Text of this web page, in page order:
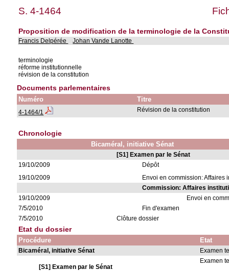
S. 4-1464
Proposition de modification de la terminologie de la
Francis Delpérée Johan Vande Lanotte
terminologie
réforme institutionnelle
révision de la constitution
Documents parlementaires
Numéro Titre
4-1464/1 Révision de la constitution
Chronologie
Bicaméral, initiative Sénat
[S1] Examen par le Sénat
19/10/2009
Dépôt
19/10/2009
Envoi en commission: Affaires
Commission: Affaires
19/10/2009
Envoi en
7/5/2010
Fin d'examen
7/5/2010
Clôture dossier
Etat du dossier
Procédure Etat
Bicaméral, initiative Sénat Examen
[S1] Examen par le Sénat
Examen